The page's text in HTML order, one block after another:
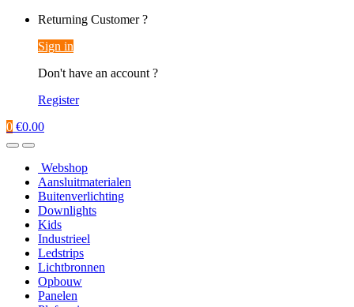
Returning Customer ?
Sign in
Don't have an account ?
Register
0 €0.00
Webshop
Aansluitmaterialen
Buitenverlichting
Downlights
Kids
Industrieel
Ledstrips
Lichtbronnen
Opbouw
Panelen